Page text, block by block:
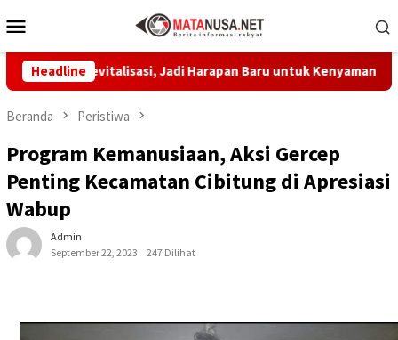
ke
Mobile
Headline
Revitalisasi, Jadi Harapan Baru untuk Kenyamanan Belajar
Beranda Peristiwa
Program Kemanusiaan, Aksi Gercep
Penting Kecamatan Cibitung di Apresiasi
Wabup
Admin
September 22, 2023
247 Dilihat